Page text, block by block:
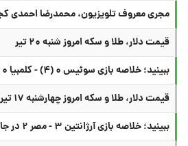
مجری معروف تلویزیون، محمدرضا احمدی
قیمت دلار، طلا و سکه امروز شنبه ۲۰ تیر
ببینید؛ خلاصه بازی سوئیس ۰ (۴) - کلمبیا ۰ (۳) در جام جهانی
قیمت دلار، طلا و سکه امروز چهارشنبه ۱۷ تیر ۱۴۰۵
ببینید؛ خلاصه بازی آرژانتین ۳ - مصر ۲ در جام جهانی